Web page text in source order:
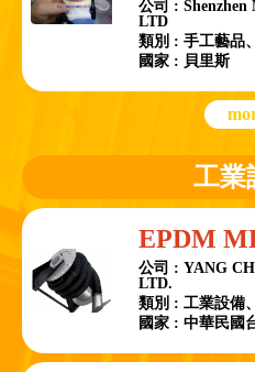
公司 : Shenzhen
LTD
類別 : 手工藝品、
國家 : 貝里斯
工業
EPDM
公司 : YANG
LTD.
類別 : 工業設備
國家 : 中華民國